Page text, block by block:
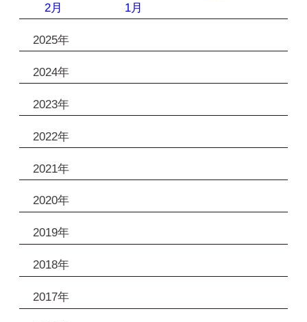
2月
1月
2025年
2024年
2023年
2022年
2021年
2020年
2019年
2018年
2017年